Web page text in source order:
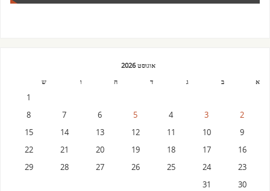
אוגוסט 2026
א
ב ג ד ה ו ש
1
2
3
4
5
6
7
8
9
10
11
12
13
14
15
16
17
18
19
20
21
22
23
24
25
26
27
28
29
30
31